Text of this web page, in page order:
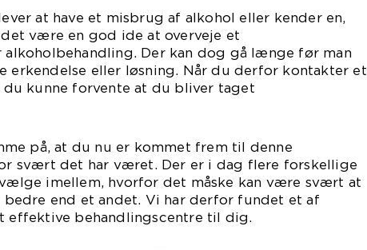
at have et misbrug af alkohol eller kender en,
være en god ide at overveje et
Der kan dog gå længe før man
erkendelse eller løsning. Når du derfor kontakter et
du kunne forvente at du bliver taget
på, at du nu er kommet frem til denne
svært det har været. Der er i dag flere forskellige
imellem, hvorfor det måske kan være svært at
end et andet. Vi har derfor fundet et af
effektive behandlingscentre til dig.